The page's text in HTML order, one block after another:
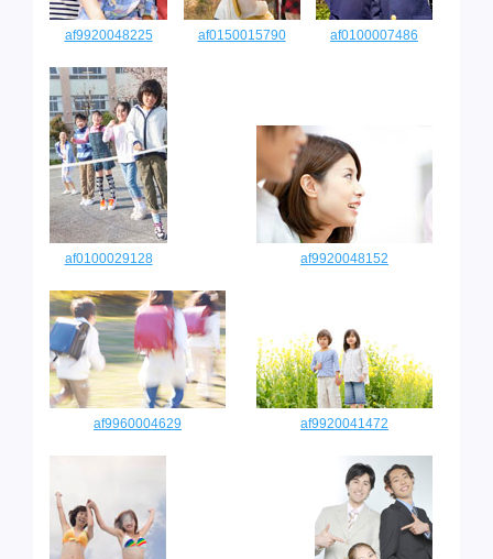
af9920048225 af0150015790 af0100007486
af0100029128 af9920048152
af9960004629 af9920041472